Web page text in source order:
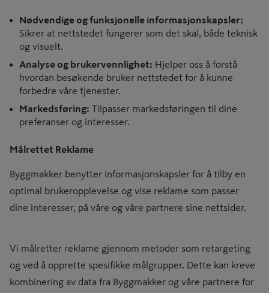
Nødvendige og funksjonelle informasjonskapsler:
Sikrer at nettstedet fungerer som det skal, både teknisk
og visuelt.
Analyse og brukervennlighet: Hjelper oss å forstå
hvordan besøkende bruker nettstedet for å kunne
forbedre våre tjenester.
Markedsføring: Tilpasser markedsføringen til dine
preferanser og interesser.
Målrettet Reklame
Byggmakker benytter informasjonskapsler for å tilby en
optimal brukeropplevelse og vise reklame som passer
dine interesser, på våre og våre partnere sine nettsider.
Vi målretter reklame gjennom metoder som retargeting
og ved å opprette spesifikke målgrupper. Dette kan kreve
kombinering av data fra Byggmakker og våre partnere for